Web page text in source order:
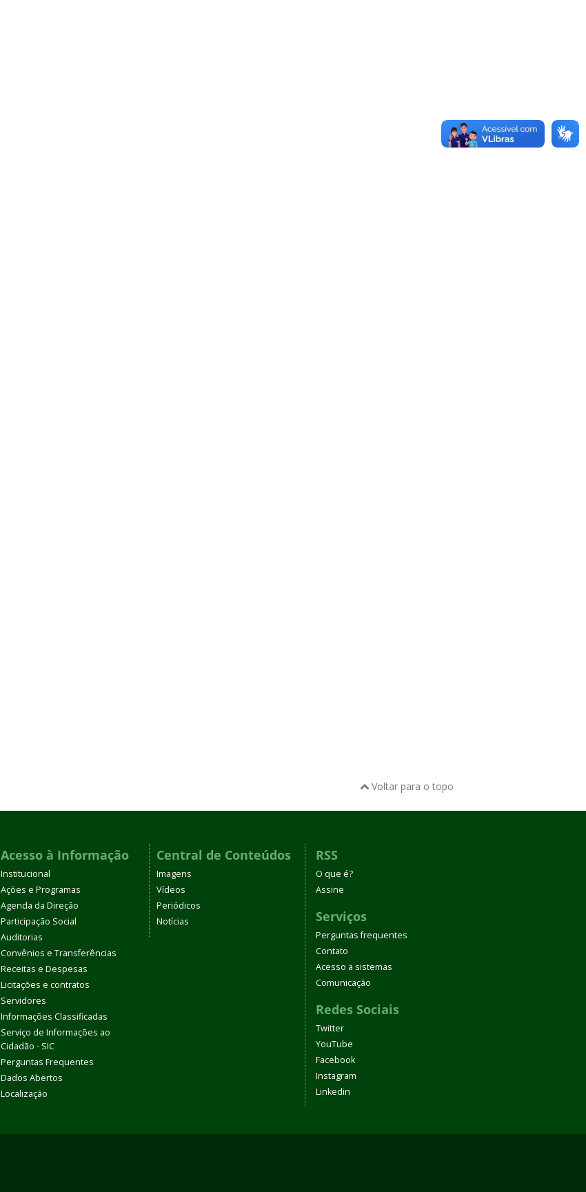
Voltar para o topo
Acesso à Informação
Institucional
Ações e Programas
Agenda da Direção
Participação Social
Auditorias
Convênios e Transferências
Receitas e Despesas
Licitações e contratos
Servidores
Informações Classificadas
Serviço de Informações ao
Cidadão - SIC
Perguntas Frequentes
Dados Abertos
Localização
Central de Conteúdos
Imagens
Vídeos
Periódicos
Notícias
RSS
O que é?
Assine
Serviços
Perguntas frequentes
Contato
Acesso a sistemas
Comunicação
Redes Sociais
Twitter
YouTube
Facebook
Instagram
Linkedin